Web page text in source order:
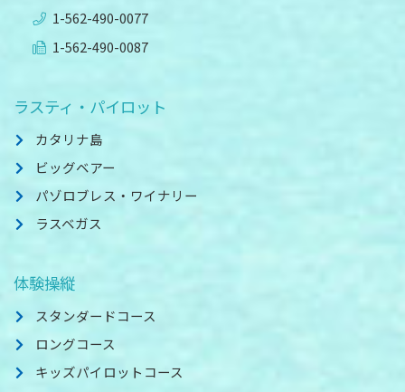
1-562-490-0077
1-562-490-0087
ラスティ・パイロット
カタリナ島
ビッグベアー
パゾロブレス・ワイナリー
ラスベガス
体験操縦
スタンダードコース
ロングコース
キッズパイロットコース